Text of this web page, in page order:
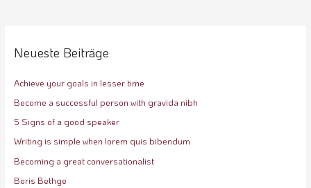
Neueste Beiträge
Achieve your goals in lesser time
Become a successful person with gravida nibh
5 Signs of a good speaker
Writing is simple when lorem quis bibendum
Becoming a great conversationalist
Boris Bethge